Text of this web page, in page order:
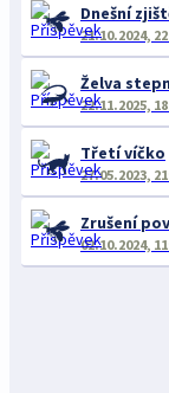
Dnešní
21.10.2024,
Želva
22.11.2025,
Třetí víčko
27.05.2023,
Zrušení
02.10.2024,